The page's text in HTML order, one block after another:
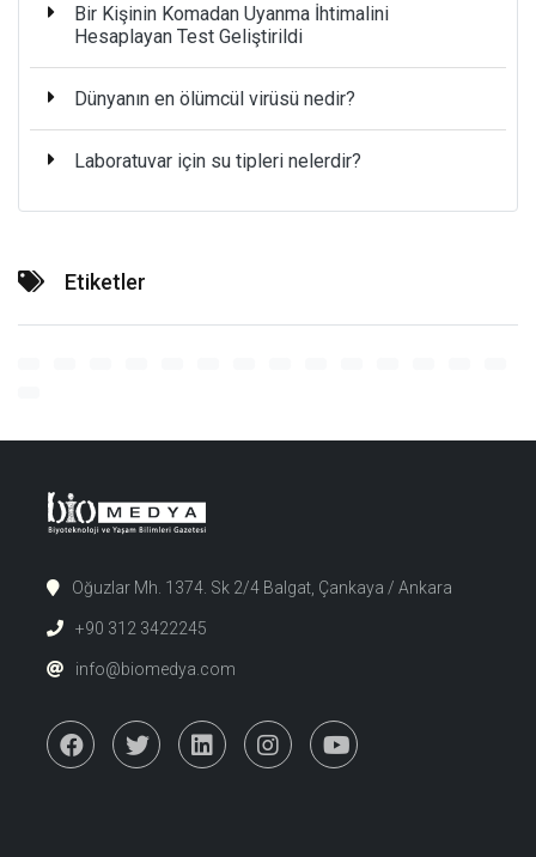
Bir Kişinin Komadan Uyanma İhtimalini
Hesaplayan Test Geliştirildi
Dünyanın en ölümcül virüsü nedir?
Laboratuvar için su tipleri nelerdir?
Etiketler
Oğuzlar Mh. 1374. Sk 2/4 Balgat, Çankaya / Ankara
+90 312 3422245
info@biomedya.com